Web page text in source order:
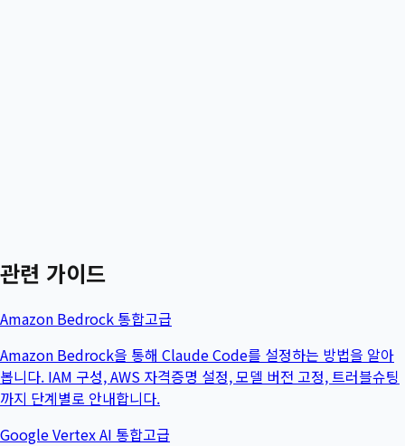
관련 가이드
Amazon Bedrock 통합고급
Amazon Bedrock을 통해 Claude Code를 설정하는 방법을 알아
봅니다. IAM 구성, AWS 자격증명 설정, 모델 버전 고정, 트러블슈팅
까지 단계별로 안내합니다.
Google Vertex AI 통합고급